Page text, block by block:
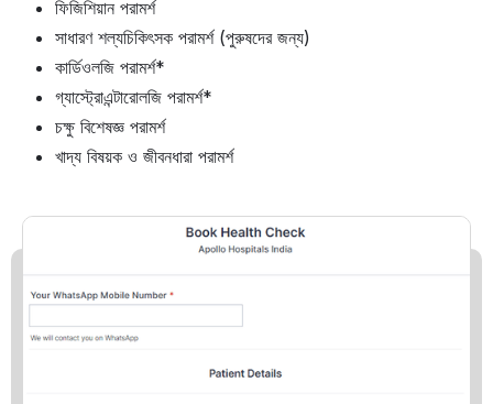
ফিজিশিয়ান পরামর্শ
সাধারণ শল্যচিকিৎসক পরামর্শ (পুরুষদের জন্য)
কার্ডিওলজি পরামর্শ*
গ্যাস্ট্রোএন্টারোলজি পরামর্শ*
চক্ষু বিশেষজ্ঞ পরামর্শ
খাদ্য বিষয়ক ও জীবনধারা পরামর্শ